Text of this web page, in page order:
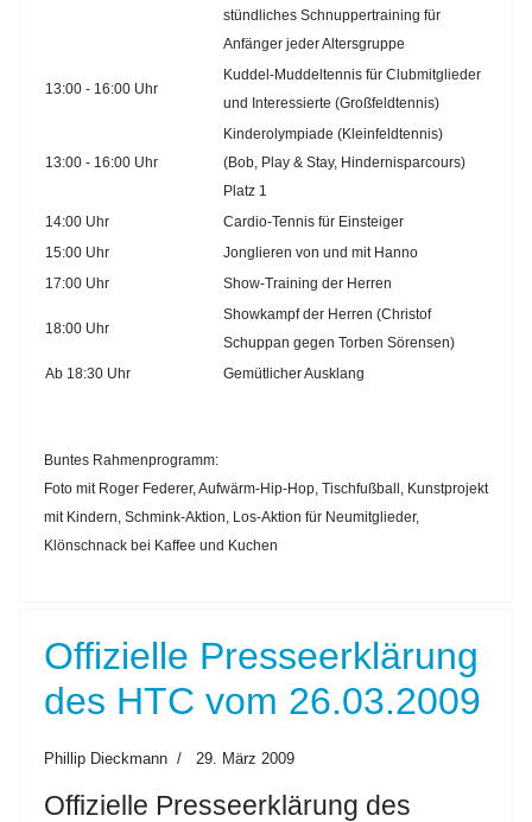
stündliches Schnuppertraining für
Anfänger jeder Altersgruppe
13:00 - 16:00 Uhr
Kuddel-Muddeltennis für Clubmitglieder
und Interessierte (Großfeldtennis)
13:00 - 16:00 Uhr
Kinderolympiade (Kleinfeldtennis)
(Bob, Play & Stay, Hindernisparcours)
Platz 1
14:00 Uhr
Cardio-Tennis für Einsteiger
15:00 Uhr
Jonglieren von und mit Hanno
17:00 Uhr
Show-Training der Herren
18:00 Uhr
Showkampf der Herren (Christof
Schuppan gegen Torben Sörensen)
Ab 18:30 Uhr
Gemütlicher Ausklang
Buntes Rahmenprogramm:
Foto mit Roger Federer, Aufwärm-Hip-Hop, Tischfußball, Kunstprojekt
mit Kindern, Schmink-Aktion, Los-Aktion für Neumitglieder,
Klönschnack bei Kaffee und Kuchen
Offizielle Presseerklärung
des HTC vom 26.03.2009
Phillip Dieckmann 29. März 2009
Offizielle Presseerklärung des